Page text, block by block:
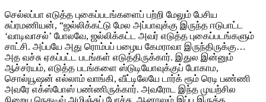
செல்லப்பா எடுத்த புகைப்படங்களைப் பற்றி மேலும் பேசிய
சுப்ரமணியன், “ஜல்லிக்கட்டு மேல அப்பாவுக்கு இருந்த ஈடுபாட்ட
‘வாடிவாசல்’ போலவே, ஜல்லிக்கட்ட அவர் எடுத்த புகைப்படங்களும்
சாட்சி. அப்பயே அது ரொம்பப் பழைய கேமராவா இருந்திருக்கு…
அத வச்சு ஏகப்பட்ட படங்கள் எடுத்திருக்கார். இதுல இன்னும்
ஆச்சர்யம், எடுத்த படங்களை ஸ்டுடியோவுக்குப் போகாம,
சொல்யூஷன் எல்லாம் வாங்கி, வீட்டிலேயே டார்க் ரூம் ரெடி பண்ணி
அவரே எக்ஸ்போஸ் பண்ணிருக்கார். அவரோட இந்த முயற்சில
நிறைய நெகடிவ் அழிஞ்சுப் போச்சு. ஆனாலும் இப்ப இருக்க